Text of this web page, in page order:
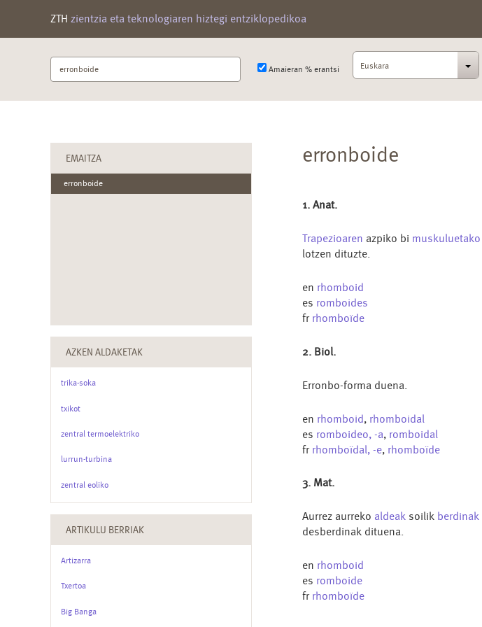
ZTH zientzia eta teknologiaren hiztegi entziklopedikoa
Bilatu
terminoa
Amaieran % erantsi Euskara
erronboide
1. Anat.
Trapezioaren azpiko bi muskuluetako
lotzen dituzte.
en rhomboid
es romboides
fr rhomboïde
2. Biol.
Erronbo-forma duena.
en rhomboid, rhomboidal
es romboideo, -a, romboidal
fr rhomboïdal, -e, rhomboïde
3. Mat.
Aurrez aurreko aldeak soilik berdinak
desberdinak dituena.
en rhomboid
es romboide
fr rhomboïde
EMAITZA
erronboide
AZKEN ALDAKETAK
trika-soka
txikot
zentral termoelektriko
lurrun-turbina
zentral eoliko
ARTIKULU BERRIAK
Artizarra
Txertoa
Big Banga